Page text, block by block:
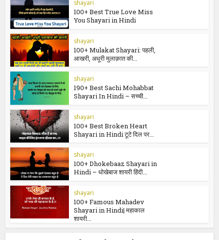
500+ Best Killer, Cute, Self, Beauty, Sad,
Love, Attitude Quotes for Girls
You may also like
100+ Best True Love Miss
You Shayari in Hindi
100+ Mulakat Shayari: पहली,
आखरी, अधूरी मुलाक़ात की...
190+ Best Sachi Mohabbat
Shayari In Hindi – सच्ची...
100+ Best Broken Heart
Shayari in Hindi टूटे दिल पर...
shayari